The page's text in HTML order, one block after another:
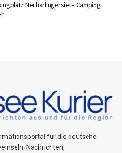
Neuharlingersiel – Camping
für die deutsche
Nachrichten,